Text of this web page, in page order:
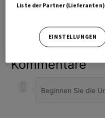
Kommentare
Liste der Partner (Lieferanten)
EINSTELLUNGEN